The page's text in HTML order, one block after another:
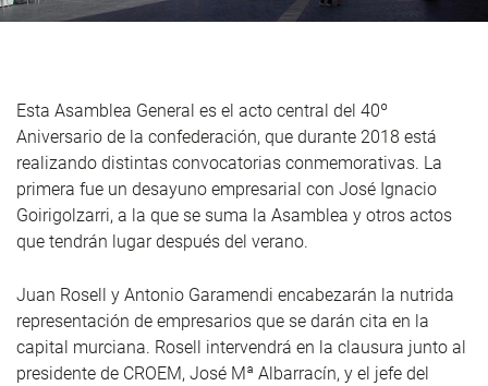
Esta Asamblea General es el acto central del 40º
Aniversario de la confederación, que durante 2018 está
realizando distintas convocatorias conmemorativas. La
primera fue un desayuno empresarial con José Ignacio
Goirigolzarri, a la que se suma la Asamblea y otros actos
que tendrán lugar después del verano.
Juan Rosell y Antonio Garamendi encabezarán la nutrida
representación de empresarios que se darán cita en la
capital murciana. Rosell intervendrá en la clausura junto al
presidente de CROEM, José Mª Albarracín, y el jefe del